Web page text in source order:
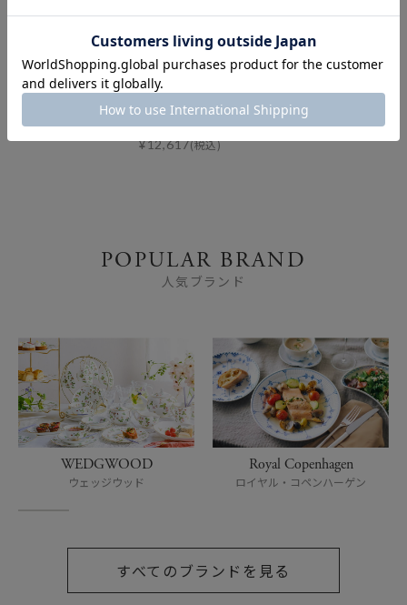
O ピンク／シルバー
デザートナイフ 20c
m マット仕上げ
O ホワイト／ゴール
ド テーブル3点セッ
ト マット仕上げ
【ブランドボック
ス付】
¥12,617(税込)
O ホワイト／ゴール
ド テーブルスプー
上げ
¥3,267(税込)
ー
POPULAR BRAND
人気ブランド
WEDGWOOD
ウェッジウッド
Royal Copenhagen
ロイヤル・コペンハーゲン
すべてのブランドを見る